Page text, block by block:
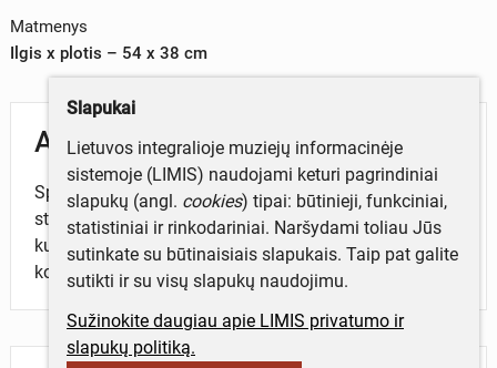
Matmenys
Ilgis x plotis – 54 x 38 cm
Aprašymas
Spąstai, mediniai, naudoti žiurkėms gaudyti,
stačiakampio formos su mediniais rėmeliais, per
kuriuos perkištas laisvai judantis dangtis su mediniu
kotu.
Slapukai
Lietuvos integralioje muziejų informacinėje
sistemoje (LIMIS) naudojami keturi pagrindiniai
slapukų (angl. cookies) tipai: būtinieji, funkciniai,
statistiniai ir rinkodariniai. Naršydami toliau Jūs
sutinkate su būtinaisiais slapukais. Taip pat galite
sutikti ir su visų slapukų naudojimu.
Sužinokite daugiau apie LIMIS privatumo ir
slapukų politiką.